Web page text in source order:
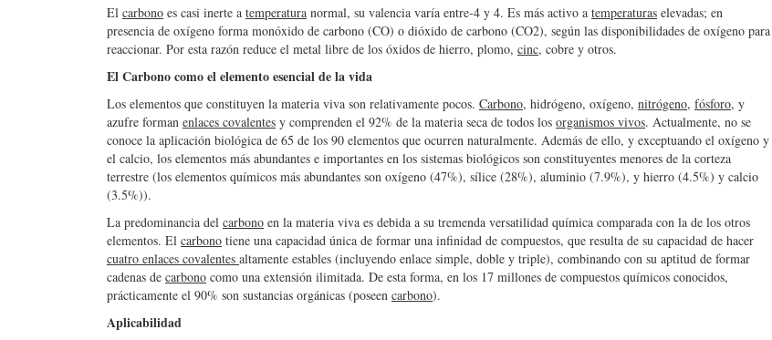
El carbono es casi inerte a temperatura normal, su valencia varía entre-4 y 4. Es más activo a temperaturas elevadas; en
presencia de oxígeno forma monóxido de carbono (CO) o dióxido de carbono (CO2), según las disponibilidades de oxígeno para
reaccionar. Por esta razón reduce el metal libre de los óxidos de hierro, plomo, cinc, cobre y otros.
El Carbono como el elemento esencial de la vida
Los elementos que constituyen la materia viva son relativamente pocos. Carbono, hidrógeno, oxígeno, nitrógeno, fósforo, y
azufre forman enlaces covalentes y comprenden el 92% de la materia seca de todos los organismos vivos. Actualmente, no se
conoce la aplicación biológica de 65 de los 90 elementos que ocurren naturalmente. Además de ello, y exceptuando el oxígeno y
el calcio, los elementos más abundantes e importantes en los sistemas biológicos son constituyentes menores de la corteza
terrestre (los elementos químicos más abundantes son oxígeno (47%), sílice (28%), aluminio (7.9%), y hierro (4.5%) y calcio
(3.5%)).
La predominancia del carbono en la materia viva es debida a su tremenda versatilidad química comparada con la de los otros
elementos. El carbono tiene una capacidad única de formar una infinidad de compuestos, que resulta de su capacidad de hacer
cuatro enlaces covalentes altamente estables (incluyendo enlace simple, doble y triple), combinando con su aptitud de formar
cadenas de carbono como una extensión ilimitada. De esta forma, en los 17 millones de compuestos químicos conocidos,
prácticamente el 90% son sustancias orgánicas (poseen carbono).
Aplicabilidad